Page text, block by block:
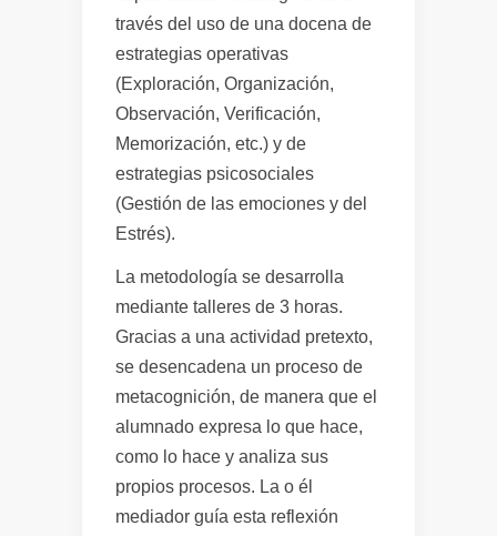
través del uso de una docena de
estrategias operativas
(Exploración, Organización,
Observación, Verificación,
Memorización, etc.) y de
estrategias psicosociales
(Gestión de las emociones y del
Estrés).
La metodología se desarrolla
mediante talleres de 3 horas.
Gracias a una actividad pretexto,
se desencadena un proceso de
metacognición, de manera que el
alumnado expresa lo que hace,
como lo hace y analiza sus
propios procesos. La o él
mediador guía esta reflexión